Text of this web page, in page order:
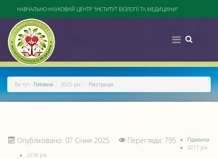
НАВЧАЛЬНО-НАУКОВИЙ ЦЕНТР "ІНСТИТУТ БІОЛОГІЇ ТА МЕДИЦИНИ"
Ви тут: Головна 2025 рік Реєстрація
Опубліковано: 07 Січня 2025 Перегляди: 795
Правила
2017 рік
2018 рік